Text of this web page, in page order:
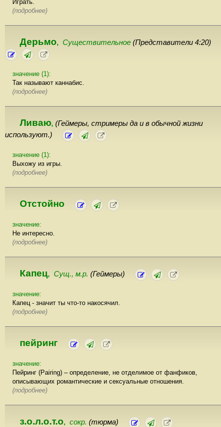
Играть.
(подробнее)
Дерьмо, Существительное (Представители 4:20)
значение (1):
Так называют каннабис.
(подробнее)
Ливаю, (Геймеры, стримеры да и в обычной жизни
используют.)
значение (1):
Выхожу из игры.
(подробнее)
Отстойно
значение:
Не интересно.
(подробнее)
Капец, Сущ., м.р. (Геймеры)
значение:
Капец - значит ты что-то накосячил.
(подробнее)
пейринг
значение:
Пейринг (Pairing) – определение, не отделимое от фанфиков,
описывающих романтические и сексуальные отношения.
(подробнее)
з.о.л.о.т.о, сокр. (тюрма)